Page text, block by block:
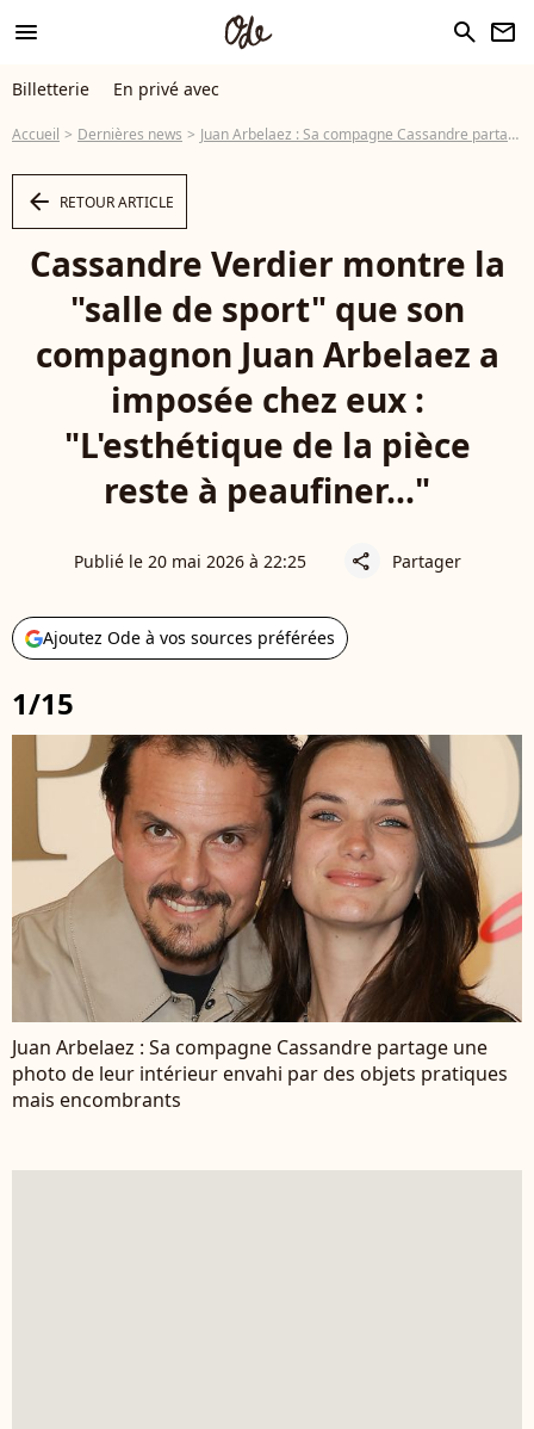
menu search newsletter
Billetterie En privé avec
Accueil Dernières news Juan Arbelaez : Sa compagne Cassandre partage une photo de leur intérieur envahi par des objets pratiques mais encombrants
arrow_left RETOUR ARTICLE
Cassandre Verdier montre la
"salle de sport" que son
compagnon Juan Arbelaez a
imposée chez eux :
"L'esthétique de la pièce
reste à peaufiner..."
Publié le 20 mai 2026 à 22:25 share Partager
Ajoutez Ode à vos sources préférées
1/15
Juan Arbelaez : Sa compagne Cassandre partage une
photo de leur intérieur envahi par des objets pratiques
mais encombrants